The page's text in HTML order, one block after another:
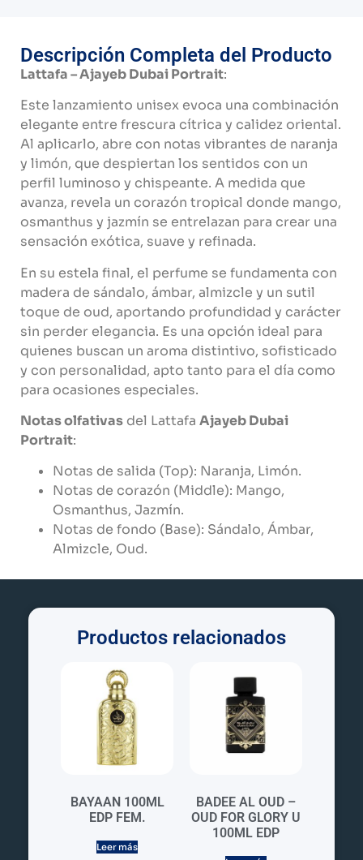
Descripción Completa del Producto
Lattafa – Ajayeb Dubai Portrait:
Este lanzamiento unisex evoca una combinación
elegante entre frescura cítrica y calidez oriental.
Al aplicarlo, abre con notas vibrantes de naranja
y limón, que despiertan los sentidos con un
perfil luminoso y chispeante. A medida que
avanza, revela un corazón tropical donde mango,
osmanthus y jazmín se entrelazan para crear una
sensación exótica, suave y refinada.
En su estela final, el perfume se fundamenta con
madera de sándalo, ámbar, almizcle y un sutil
toque de oud, aportando profundidad y carácter
sin perder elegancia. Es una opción ideal para
quienes buscan un aroma distintivo, sofisticado
y con personalidad, apto tanto para el día como
para ocasiones especiales.
Notas olfativas del Lattafa Ajayeb Dubai
Portrait:
Notas de salida (Top): Naranja, Limón.
Notas de corazón (Middle): Mango,
Osmanthus, Jazmín.
Notas de fondo (Base): Sándalo, Ámbar,
Almizcle, Oud.
Productos relacionados
BAYAAN 100ML
EDP FEM.
Leer más
BADEE AL OUD –
OUD FOR GLORY U
100ML EDP